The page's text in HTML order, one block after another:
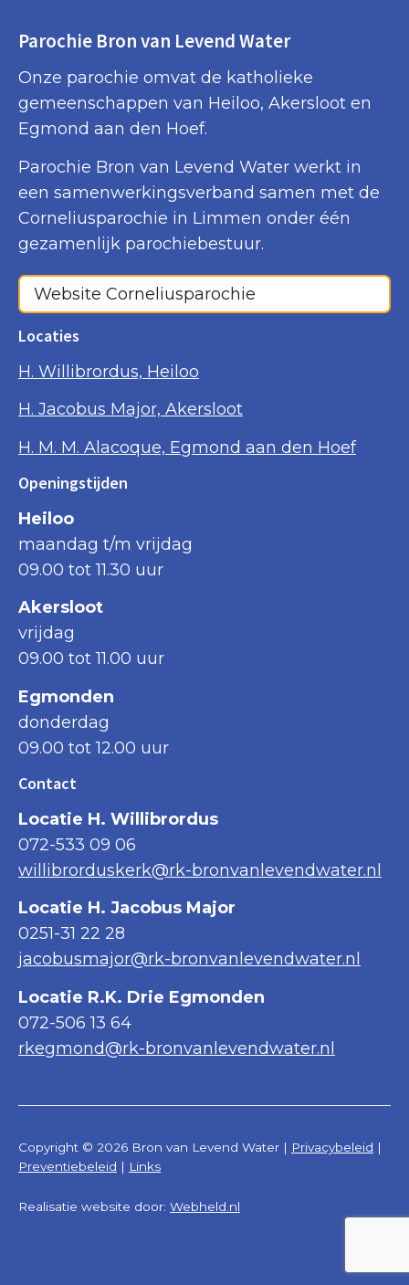
Parochie Bron van Levend Water
Onze parochie omvat de katholieke
gemeenschappen van Heiloo, Akersloot en
Egmond aan den Hoef.
Parochie Bron van Levend Water werkt in
een samenwerkingsverband samen met de
Corneliusparochie in Limmen onder één
gezamenlijk parochiebestuur.
Website Corneliusparochie
Locaties
H. Willibrordus, Heiloo
H. Jacobus Major, Akersloot
H. M. M. Alacoque, Egmond aan den Hoef
Openingstijden
Heiloo
maandag t/m vrijdag
09.00 tot 11.30 uur
Akersloot
vrijdag
09.00 tot 11.00 uur
Egmonden
donderdag
09.00 tot 12.00 uur
Contact
Locatie H. Willibrordus
072-533 09 06
willibrorduskerk@rk-bronvanlevendwater.nl
Locatie H. Jacobus Major
0251-31 22 28
jacobusmajor@rk-bronvanlevendwater.nl
Locatie R.K. Drie Egmonden
072-506 13 64
rkegmond@rk-bronvanlevendwater.nl
Copyright © 2026 Bron van Levend Water | Privacybeleid |
Preventiebeleid | Links
Realisatie website door: Webheld.nl